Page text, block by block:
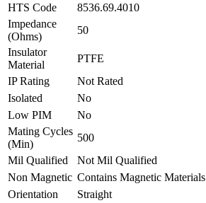
HTS Code
8536.69.4010
Impedance
(Ohms)
50
Insulator
Material
PTFE
IP Rating
Not Rated
Isolated
No
Low PIM
No
Mating Cycles
(Min)
500
Mil Qualified
Not Mil Qualified
Non Magnetic Contains Magnetic Materials
Orientation
Straight